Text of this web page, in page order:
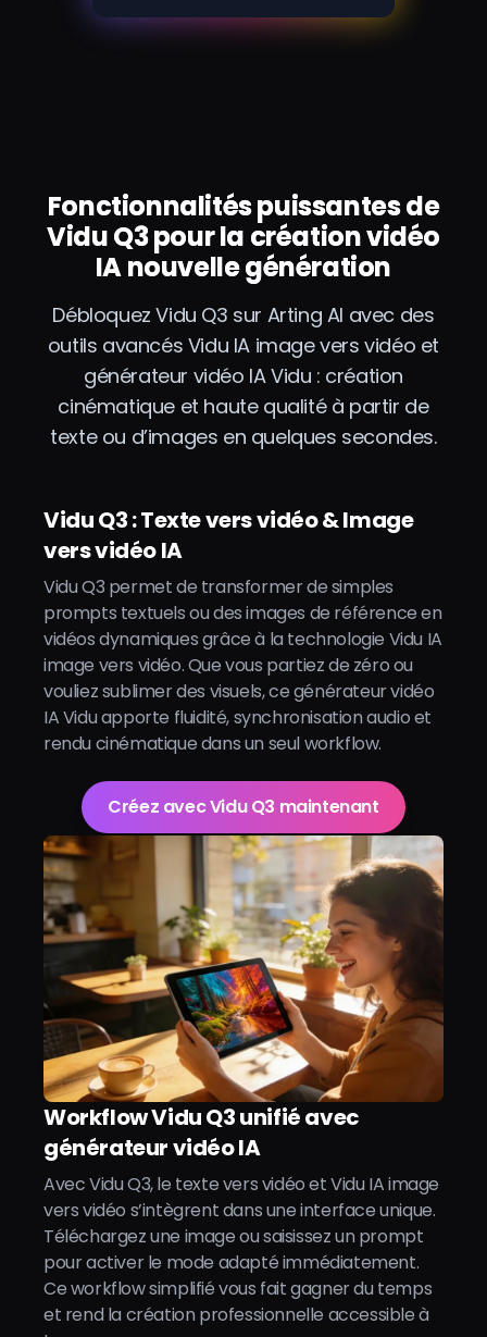
Fonctionnalités puissantes de
Vidu Q3 pour la création vidéo
IA nouvelle génération
Débloquez Vidu Q3 sur Arting AI avec des
outils avancés Vidu IA image vers vidéo et
générateur vidéo IA Vidu : création
cinématique et haute qualité à partir de
texte ou d’images en quelques secondes.
Vidu Q3 : Texte vers vidéo & Image
vers vidéo IA
Vidu Q3 permet de transformer de simples
prompts textuels ou des images de référence en
vidéos dynamiques grâce à la technologie Vidu IA
image vers vidéo. Que vous partiez de zéro ou
vouliez sublimer des visuels, ce générateur vidéo
IA Vidu apporte fluidité, synchronisation audio et
rendu cinématique dans un seul workflow.
Créez avec Vidu Q3 maintenant
Workflow Vidu Q3 unifié avec
générateur vidéo IA
Avec Vidu Q3, le texte vers vidéo et Vidu IA image
vers vidéo s’intègrent dans une interface unique.
Téléchargez une image ou saisissez un prompt
pour activer le mode adapté immédiatement.
Ce workflow simplifié vous fait gagner du temps
et rend la création professionnelle accessible à